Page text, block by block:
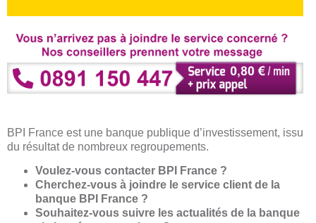
BPI France est une banque publique d’investissement, issu
du résultat de nombreux regroupements.
Voulez-vous contacter BPI France ?
Cherchez-vous à joindre le service client de la
banque BPI France ?
Souhaitez-vous suivre les actualités de la banque